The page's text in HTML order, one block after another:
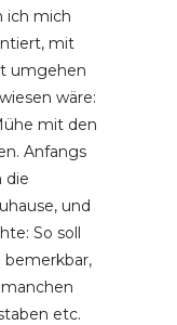
ich mich
mit
umgehen
wäre:
mit den
Anfangs
die
und
So soll
bemerkbar,
etc.